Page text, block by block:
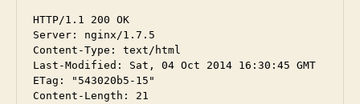
HTTP/1.1 200 OK
Server: nginx/1.7.5
Content-Type: text/html
Last-Modified: Sat, 04 Oct 2014 16:30:45 GMT
ETag: "543020b5-15"
Content-Length: 21